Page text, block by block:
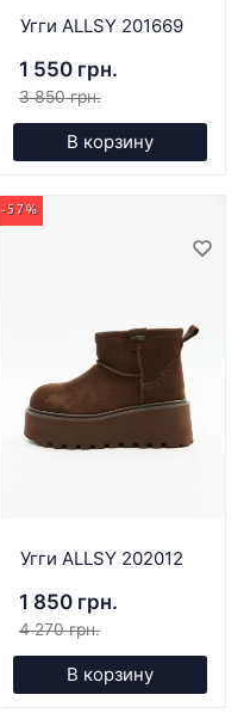
Угги ALLSY 201669
1 550 грн.
3 850 грн.
В корзину
-57%
Угги ALLSY 202012
1 850 грн.
4 270 грн.
В корзину